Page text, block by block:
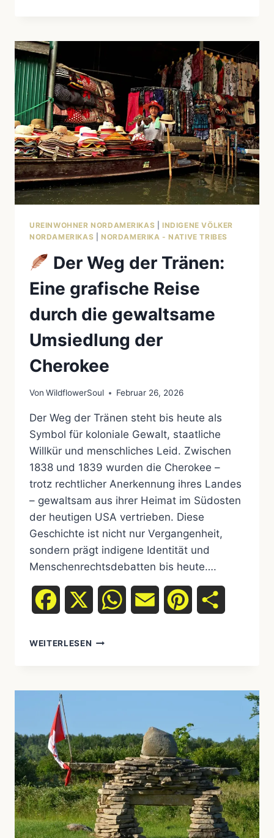
WIE
INUIT
EXTREME
KÄLTE
MEISTERN
–
UND
WAS
WIR
LERNEN
KÖNNEN
UREINWOHNER NORDAMERIKAS |INDIGENE VÖLKER
NORDAMERIKAS
NORDAMERIKA - NATIVE TRIBES
Der Weg der Tränen:
Eine grafische Reise
durch die gewaltsame
Umsiedlung der
Cherokee
Von WildflowerSoul Februar 26, 2026
Der Weg der Tränen steht bis heute als
Symbol für koloniale Gewalt, staatliche
Willkür und menschliches Leid. Zwischen
1838 und 1839 wurden die Cherokee –
trotz rechtlicher Anerkennung ihres Landes
– gewaltsam aus ihrer Heimat im Südosten
der heutigen USA vertrieben. Diese
Geschichte ist nicht nur Vergangenheit,
sondern prägt indigene Identität und
Menschenrechtsdebatten bis heute….
Facebook WhatsAppEmail Pinterest
WEITERLESEN
TRÄNEN:
REISE
DURCH
DIE
GEWALTSAME
UMSIEDLUNG
DER
CHEROKEE